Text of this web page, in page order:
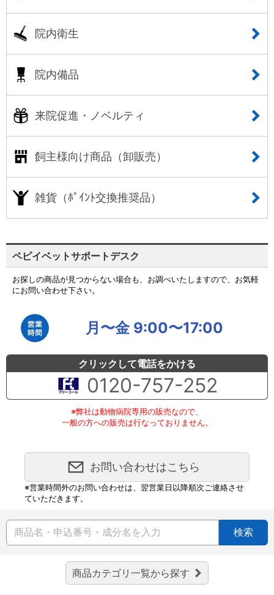
院内衛生
院内備品
来院促進・ノベルティ
飼主様向け商品（卸販売）
雑貨（ﾎﾟｲﾝﾄ交換推奨品）
ペピイベットサポートデスク
お探しの商品が見つからない場合も、お調べいたしますので、お気軽
にお問い合わせ下さい。
月〜金 9:00〜17:00
クリックして電話をかける
0120-757-252
※弊社は動物病院専用の販売なので、
一般の方への販売は行なっておりません。
お問い合わせはこちら
※営業時間外のお問い合わせは、翌営業日以降順次ご連絡させ
ていただきます。
検索
商品カテゴリ一覧から探す